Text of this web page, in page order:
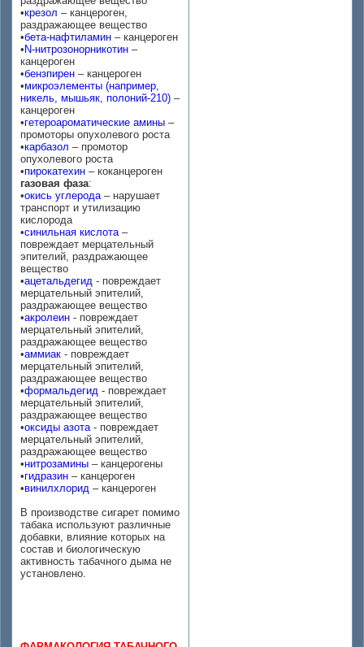
•крезол – канцероген,
раздражающее вещество
•бета-нафтиламин – канцероген
• N-нитрозонорникотин –
канцероген
•бензпирен – канцероген
•микроэлементы (например,
никель, мышьяк, полоний-210) –
канцероген
•гетероароматические амины –
промоторы опухолевого роста
•карбазол – промотор
опухолевого роста
•пирокатехин – коканцероген
газовая фаза:
•окись углерода– нарушает
транспорт и утилизацию
кислорода
•синильная кислота–
повреждает мерцательный
эпителий, раздражающее
вещество
•ацетальдегид - повреждает
мерцательный эпителий,
раздражающее вещество
•акролеин - повреждает
мерцательный эпителий,
раздражающее вещество
•аммиак - повреждает
мерцательный эпителий,
раздражающее вещество
•формальдегид - повреждает
мерцательный эпителий,
раздражающее вещество
•оксиды азота- повреждает
мерцательный эпителий,
раздражающее вещество
•нитрозамины – канцерогены
•гидразин – канцероген
•винилхлорид – канцероген
В производстве сигарет помимо
табака используют различные
добавки, влияние которых на
состав и биологическую
активность табачного дыма не
установлено.